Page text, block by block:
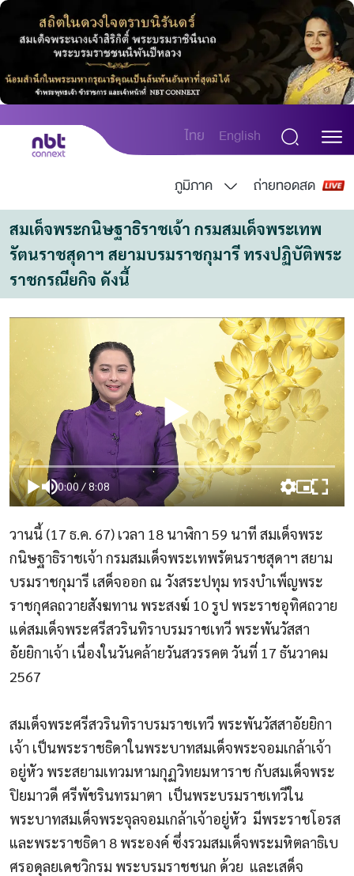
ไทย English
ภูมิภาค ถ่ายทอดสด
สมเด็จพระกนิษฐาธิราชเจ้า กรมสมเด็จพระเทพ
รัตนราชสุดาฯ สยามบรมราชกุมารี ทรงปฏิบัติพระ
ราชกรณียกิจ ดังนี้
0:00 /8:08
วานนี้ (17 ธ.ค. 67) เวลา 18 นาฬิกา 59 นาที สมเด็จพระ
กนิษฐาธิราชเจ้า กรมสมเด็จพระเทพรัตนราชสุดาฯ สยาม
บรมราชกุมารี เสด็จออก ณ วังสระปทุม ทรงบำเพ็ญพระ
ราชกุศลถวายสังฆทาน พระสงฆ์ 10รูป พระราชอุทิศถวาย
แด่สมเด็จพระศรีสวรินทิราบรมราชเทวี พระพันวัสสา
อัยยิกาเจ้า เนื่องในวันคล้ายวันสวรรคต วันที่ 17 ธันวาคม
2567
สมเด็จพระศรีสวรินทิราบรมราชเทวี พระพันวัสสาอัยยิกา
เจ้า เป็นพระราชธิดาในพระบาทสมเด็จพระจอมเกล้าเจ้า
อยู่หัว พระสยามเทวมหามกุฏวิทยมหาราช กับสมเด็จพระ
ปิยมาวดี ศรีพัชรินทรมาตา เป็นพระบรมราชเทวีใน
พระบาทสมเด็จพระจุลจอมเกล้าเจ้าอยู่หัว มีพระราชโอรส
และพระราชธิดา 8 พระองค์ ซึ่งรวมสมเด็จพระมหิตลาธิเบ
ศรอดุลยเดชวิกรม พระบรมราชชนก ด้วย และเสด็จ